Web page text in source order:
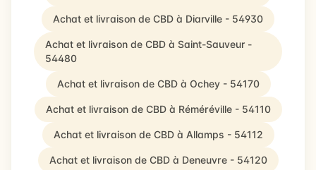
Achat et livraison de CBD à Diarville - 54930
Achat et livraison de CBD à Saint-Sauveur -
54480
Achat et livraison de CBD à Ochey - 54170
Achat et livraison de CBD à Réméréville - 54110
Achat et livraison de CBD à Allamps - 54112
Achat et livraison de CBD à Deneuvre - 54120